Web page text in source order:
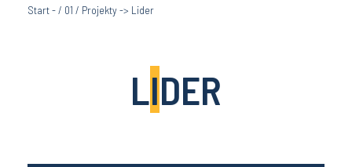
Start-/ 01 / Projekty -> Lider
LIDER